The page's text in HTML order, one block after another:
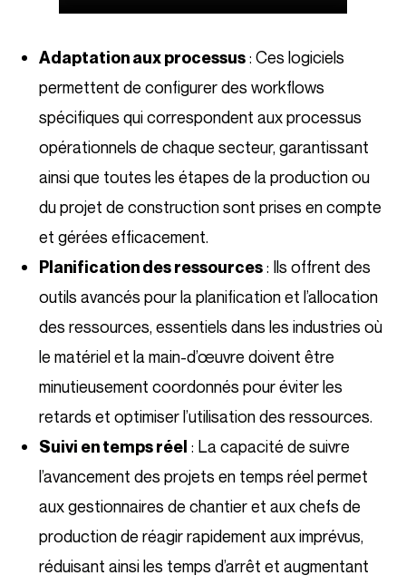
Adaptation aux processus: Ces logiciels
permettent de configurer des workflows
spécifiques qui correspondent aux processus
opérationnels de chaque secteur, garantissant
ainsi que toutes les étapes de la production ou
du projet de construction sont prises en compte
et gérées efficacement.
Planification des ressources: Ils offrent des
outils avancés pour la planification et l’allocation
des ressources, essentiels dans les industries où
le matériel et la main-d’œuvre doivent être
minutieusement coordonnés pour éviter les
retards et optimiser l’utilisation des ressources.
Suivi en temps réel : La capacité de suivre
l’avancement des projets en temps réel permet
aux gestionnaires de chantier et aux chefs de
production de réagir rapidement aux imprévus,
réduisant ainsi les temps d’arrêt et augmentant